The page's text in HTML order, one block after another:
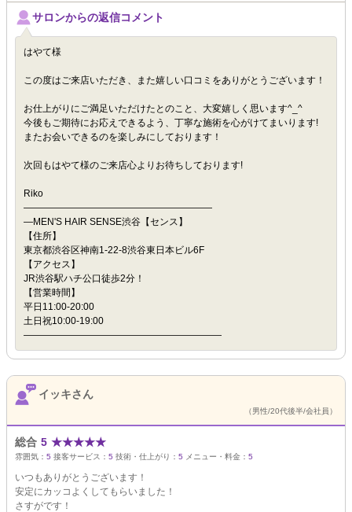
サロンからの返信コメント
はやて様
この度はご来店いただき、また嬉しい口コミをありがとうございます！
お仕上がりにご満足いただけたとのこと、大変嬉しく思います^_^
今後もご期待にお応えできるよう、丁寧な施術を心がけてまいります!
またお会いできるのを楽しみにしております！
次回もはやて様のご来店心よりお待ちしております!
Riko
――――――――――――――――――――
―MEN'S HAIR SENSE渋谷【センス】
【住所】
東京都渋谷区神南1-22-8渋谷東日本ビル6F
【アクセス】
JR渋谷駅ハチ公口徒歩2分！
【営業時間】
平日11:00-20:00
土日祝10:00-19:00
―――――――――――――――――――――
イッキさん
（男性/20代後半/会社員）
総合 5 ★★★★★
雰囲気： 5 接客サービス： 5 技術・仕上がり： 5 メニュー・料金： 5
いつもありがとうございます！
安定にカッコよくしてもらいました！
さすがです！